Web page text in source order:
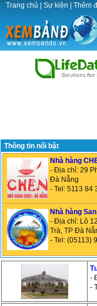
Trang chủ Sự kiện Thêm
Thông tin nổi bật
Nhà hàng
- Địa chỉ: 29
Đà Nẵng
- Tel: 5113 84
Nhà hàng
- Địa chỉ: Lô
Trà, TP Đà
- Tel: (05113)
-
-